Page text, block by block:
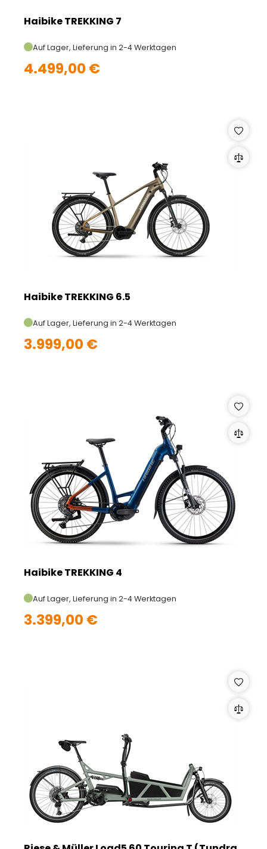
Haibike TREKKING 7
Auf Lager, Lieferung in 2-4 Werktagen
4.499,00 €
Haibike TREKKING 6.5
Auf Lager, Lieferung in 2-4 Werktagen
3.999,00 €
Haibike TREKKING 4
Auf Lager, Lieferung in 2-4 Werktagen
3.399,00 €